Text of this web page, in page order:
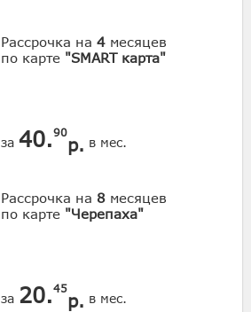
Рассрочка на 4 месяцев
по карте "SMART карта"
за 40.90
р. в мес.
Рассрочка на 8 месяцев
по карте "Черепаха"
за 20.45
р. в мес.